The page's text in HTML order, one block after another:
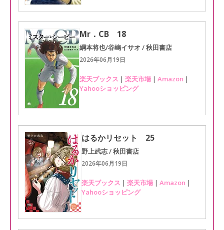
Mr．CB 18
綱本将也/谷嶋イサオ / 秋田書店
2026年06月19日
楽天ブックス | 楽天市場 | Amazon |
Yahooショッピング
はるかリセット 25
野上武志 / 秋田書店
2026年06月19日
楽天ブックス | 楽天市場 | Amazon |
Yahooショッピング